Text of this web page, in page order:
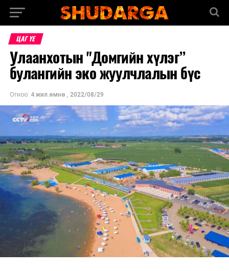
ЦАГ ҮЕ
Улаанхотын "Домгийн хүлэг”
булангийн эко жуулчлалын бүс
Огноо: 4 жил.өмнө , 2022/08/29